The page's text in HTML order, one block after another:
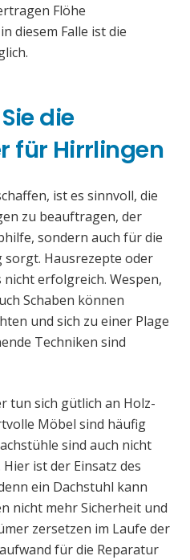
Flöhe
diesem Falle ist die
die
für Hirrlingen
ist es sinnvoll, die
zu beauftragen, der
sondern auch für die
Hausrezepte oder
erfolgreich. Wespen,
Schaben können
und sich zu einer Plage
Techniken sind
tun sich gütlich an Holz-
Möbel sind häufig
sind auch nicht
ist der Einsatz des
ein Dachstuhl kann
nicht mehr Sicherheit und
zersetzen im Laufe der
für die Reparatur